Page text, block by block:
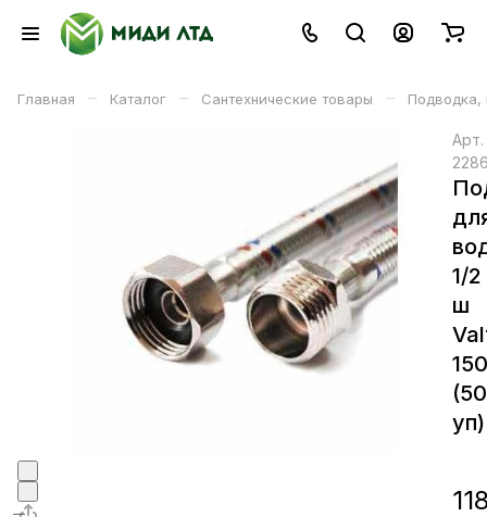
Главная – Каталог – Сантехнические товары – Подводка,
Арт.
1/2
ш
уп)